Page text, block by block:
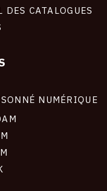
CATALOGUES
NUMÉRIQUE